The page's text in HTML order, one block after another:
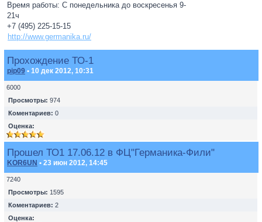
Время работы: С понедельника до воскресенья 9-
21ч
+7 (495) 225-15-15
http://www.germanika.ru/
Прохождение ТО-1
pip09 • 10 дек 2012, 10:31
6000
Просмотры: 974
Коментариев: 0
Оценка:
Прошел ТО1 17.06.12 в ФЦ"Германика-Фили"
KOR6UN • 23 июн 2012, 14:45
7240
Просмотры: 1595
Коментариев: 2
Оценка: